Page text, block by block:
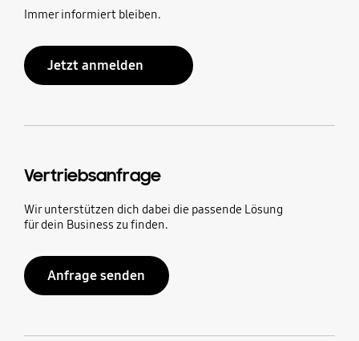
Immer informiert bleiben.
Jetzt anmelden
Vertriebsanfrage
Wir unterstützen dich dabei die passende Lösung
für dein Business zu finden.
Anfrage senden